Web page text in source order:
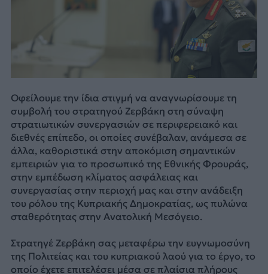
Οφείλουμε την ίδια στιγμή να αναγνωρίσουμε τη
συμβολή του στρατηγού Ζερβάκη στη σύναψη
στρατιωτικών συνεργασιών σε περιφερειακό και
διεθνές επίπεδο, οι οποίες συνέβαλαν, ανάμεσα σε
άλλα, καθοριστικά στην αποκόμιση σημαντικών
εμπειριών για το προσωπικό της Εθνικής Φρουράς,
στην εμπέδωση κλίματος ασφάλειας και
συνεργασίας στην περιοχή μας και στην ανάδειξη
του ρόλου της Κυπριακής Δημοκρατίας, ως πυλώνα
σταθερότητας στην Ανατολική Μεσόγειο.
Στρατηγέ Ζερβάκη σας μεταφέρω την ευγνωμοσύνη
της Πολιτείας και του κυπριακού λαού για το έργο, το
οποίο έχετε επιτελέσει μέσα σε πλαίσια πλήρους